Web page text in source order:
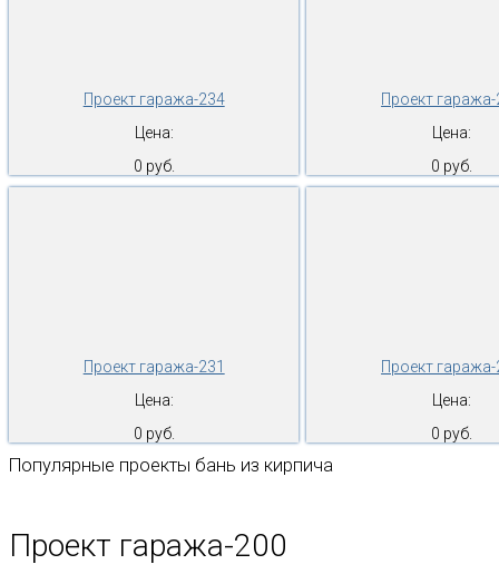
Проект гаража-234
Цена:
0 руб.
Проект
Цена:
0 руб.
Проект гаража-231
Цена:
0 руб.
Проект
Цена:
0 руб.
Популярные проекты бань из кирпича
Проект гаража-200